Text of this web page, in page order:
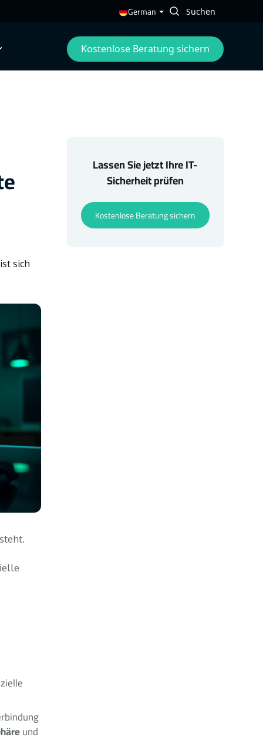
German
Kostenlose Beratung sichern
sich
und
Lassen Sie jetzt Ihre IT-
Sicherheit prüfen
Kostenlose Beratung sichern